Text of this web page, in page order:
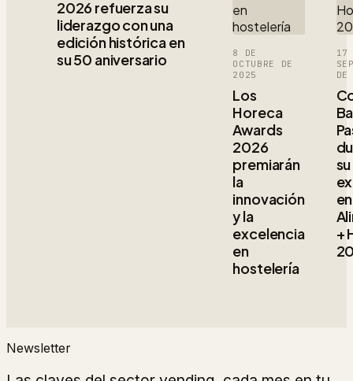
2026 refuerza su
liderazgo con una
edición histórica en
su 50 aniversario
8 DE
OCTUBRE DE
2025
Los
Horeca
Awards
2026
premiarán
la
innovación
y la
excelencia
en
hostelería
17
en
+
Newsletter